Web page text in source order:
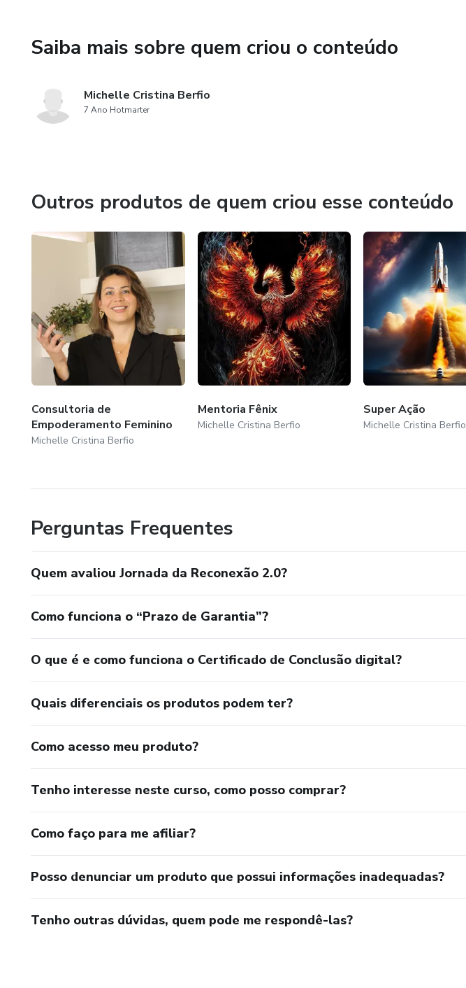
Saiba mais sobre quem criou o conteúdo
Michelle Cristina Berfio
7 Ano Hotmarter
Outros produtos de quem criou esse conteúdo
Consultoria de
Empoderamento Feminino
Michelle Cristina Berfio
Mentoria Fênix
Michelle Cristina Berfio
Super Ação
Michelle Cristina Berfio
Perguntas Frequentes
Quem avaliou Jornada da Reconexão 2.0?
Como funciona o “Prazo de Garantia”?
O que é e como funciona o Certificado de Conclusão digital?
Quais diferenciais os produtos podem ter?
Como acesso meu produto?
Tenho interesse neste curso, como posso comprar?
Como faço para me afiliar?
Posso denunciar um produto que possui informações inadequadas?
Tenho outras dúvidas, quem pode me respondê-las?